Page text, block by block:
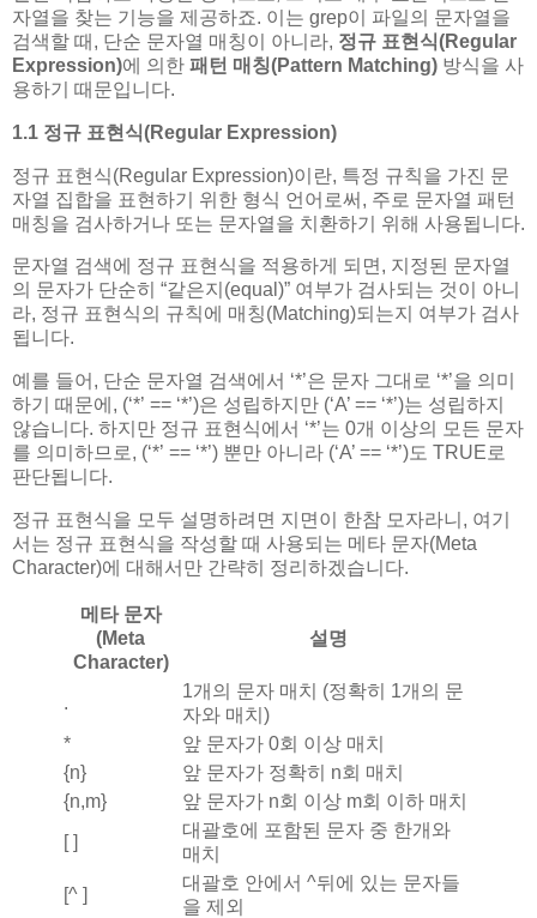
자열을 찾는 기능을 제공하죠. 이는 grep이 파일의 문자열을
검색할 때, 단순 문자열 매칭이 아니라, 정규 표현식(Regular
Expression)에 의한 패턴 매칭(Pattern Matching) 방식을 사
용하기 때문입니다.
1.1 정규 표현식(Regular Expression)
정규 표현식(Regular Expression)이란, 특정 규칙을 가진 문
자열 집합을 표현하기 위한 형식 언어로써, 주로 문자열 패턴
매칭을 검사하거나 또는 문자열을 치환하기 위해 사용됩니다.
문자열 검색에 정규 표현식을 적용하게 되면, 지정된 문자열
의 문자가 단순히 “같은지(equal)” 여부가 검사되는 것이 아니
라, 정규 표현식의 규칙에 매칭(Matching)되는지 여부가 검사
됩니다.
예를 들어, 단순 문자열 검색에서 ‘*’은 문자 그대로 ‘*’을 의미
하기 때문에, (‘*’ == ‘*’)은 성립하지만 (‘A’ == ‘*’)는 성립하지
않습니다. 하지만 정규 표현식에서 ‘*’는 0개 이상의 모든 문자
를 의미하므로, (‘*’ == ‘*’) 뿐만 아니라 (‘A’ == ‘*’)도 TRUE로
판단됩니다.
정규 표현식을 모두 설명하려면 지면이 한참 모자라니, 여기
서는 정규 표현식을 작성할 때 사용되는 메타 문자(Meta
Character)에 대해서만 간략히 정리하겠습니다.
메타 문자
(Meta
Character)
설명
.
1개의 문자 매치 (정확히 1개의 문
자와 매치)
*
앞 문자가 0회 이상 매치
{n}
앞 문자가 정확히 n회 매치
{n,m}
앞 문자가 n회 이상 m회 이하 매치
[ ]
대괄호에 포함된 문자 중 한개와
매치
[^ ]
대괄호 안에서 ^뒤에 있는 문자들
을 제외